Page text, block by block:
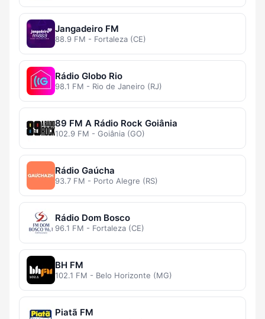
Jangadeiro FM
88.9 FM - Fortaleza (CE)
Rádio Globo Rio
98.1 FM - Rio de Janeiro (RJ)
89 FM A Rádio Rock Goiânia
102.9 FM - Goiânia (GO)
Rádio Gaúcha
93.7 FM - Porto Alegre (RS)
Rádio Dom Bosco
96.1 FM - Fortaleza (CE)
BH FM
102.1 FM - Belo Horizonte (MG)
Piatã FM